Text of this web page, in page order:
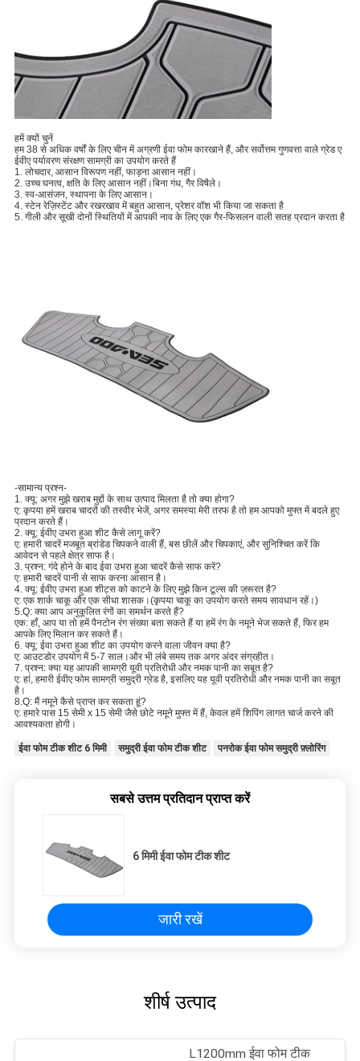
हमें क्यों चुनें
हम 38 से अधिक वर्षों के लिए चीन में अग्रणी ईवा फोम कारखाने हैं, और सर्वोत्तम गुणवत्ता वाले ग्रेड ए
ईवीए पर्यावरण संरक्षण सामग्री का उपयोग करते हैं
1. लोचदार, आसान विरूपण नहीं, फाड़ना आसान नहीं।
2. उच्च घनत्व, क्षति के लिए आसान नहीं।बिना गंध, गैर विषैले।
3. स्व-आसंजन, स्थापना के लिए आसान।
4. स्टेन रेज़िस्टेंट और रखरखाव में बहुत आसान, प्रेशर वॉश भी किया जा सकता है
5. गीली और सूखी दोनों स्थितियों में आपकी नाव के लिए एक गैर-फिसलन वाली सतह प्रदान करता है
-सामान्य प्रश्न-
1. क्यू: अगर मुझे खराब मुद्दों के साथ उत्पाद मिलता है तो क्या होगा?
ए: कृपया हमें खराब चादरों की तस्वीर भेजें, अगर समस्या मेरी तरफ है तो हम आपको मुफ्त में बदले हुए
प्रदान करते हैं।
2. क्यू: ईवीए उभरा हुआ शीट कैसे लागू करें?
ए: हमारी चादरें मजबूत ब्रांडेड चिपकने वाली हैं, बस छीलें और चिपकाएं, और सुनिश्चित करें कि
आवेदन से पहले क्षेत्र साफ है।
3. प्रश्न: गंदे होने के बाद ईवा उभरा हुआ चादरें कैसे साफ करें?
ए: हमारी चादरें पानी से साफ करना आसान है।
4. क्यू: ईवीए उभरा हुआ शीट्स को काटने के लिए मुझे किन टूल्स की ज़रूरत है?
ए: एक शार्क चाकू और एक सीधा शासक।(कृपया चाकू का उपयोग करते समय सावधान रहें।)
5.Q: क्या आप अनुकूलित रंगों का समर्थन करते हैं?
एक: हाँ, आप या तो हमें पैनटोन रंग संख्या बता सकते हैं या हमें रंग के नमूने भेज सकते हैं, फिर हम
आपके लिए मिलान कर सकते हैं।
6. क्यू: ईवा उभरा हुआ शीट का उपयोग करने वाला जीवन क्या है?
ए: आउटडोर उपयोग में 5-7 साल।और भी लंबे समय तक अगर अंदर संग्रहीत।
7. प्रश्न: क्या यह आपकी सामग्री यूवी प्रतिरोधी और नमक पानी का सबूत है?
ए: हां, हमारी ईवीए फोम सामग्री समुद्री ग्रेड है, इसलिए यह यूवी प्रतिरोधी और नमक पानी का सबूत
है।
8.Q: मैं नमूने कैसे प्राप्त कर सकता हूं?
ए: हमारे पास 15 सेमी x 15 सेमी जैसे छोटे नमूने मुफ्त में हैं, केवल हमें शिपिंग लागत चार्ज करने की
आवश्यकता होगी।
ईवा फोम टीक शीट 6 मिमी समुद्री ईवा फोम टीक शीट पनरोक ईवा फोम समुद्री फ़्लोरिंग
सबसे उत्तम प्रतिदान प्राप्त करें
6 मिमी ईवा फोम टीक शीट
जारी रखें
शीर्ष उत्पाद
L1200mm ईवा फोम टीक